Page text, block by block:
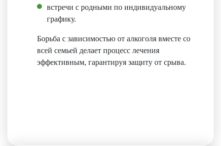
встречи с родными по индивидуальному
графику.
Борьба с зависимостью от алкоголя вместе со
всей семьей делает процесс лечения
эффективным, гарантируя защиту от срыва.